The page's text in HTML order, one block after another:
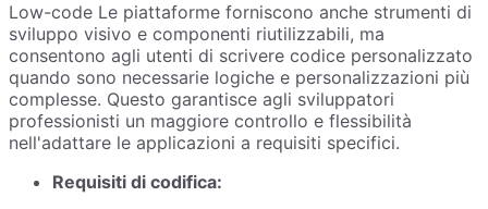
Low-code Le piattaforme forniscono anche strumenti di
sviluppo visivo e componenti riutilizzabili, ma
consentono agli utenti di scrivere codice personalizzato
quando sono necessarie logiche e personalizzazioni più
complesse. Questo garantisce agli sviluppatori
professionisti un maggiore controllo e flessibilità
nell'adattare le applicazioni a requisiti specifici.
Requisiti di codifica: